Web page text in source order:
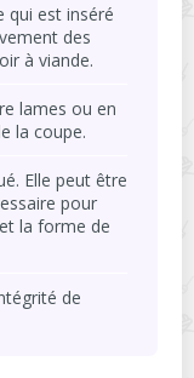
qui est inséré
des
à viande.
lames ou en
la coupe.
Elle peut être
pour
la forme de
de